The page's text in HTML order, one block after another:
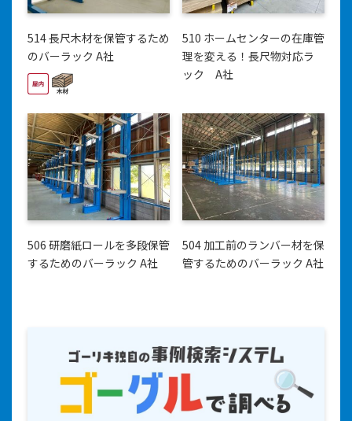
514 長尺木材を保管するため
のバーラック A社
510 ホームセンターの在庫管
理を変える！長尺物対応ラ
ック A社
506 研磨紙ロールを多段保管
するためのバーラック A社
504 加工前のランバー材を保
管するためのバーラック A社